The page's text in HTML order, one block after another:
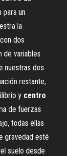
un
la
dos
de variables
nuestras dos
restante,
y centro
de fuerzas
todas ellas
gravedad esté
suelo desde